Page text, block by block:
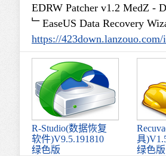
EDRW Patcher v1.2 MedZ -
﹂EaseUS Data Recovery
https://
R-Studio(数据恢复
软件)V9.5.191810
绿色版
具
绿色版